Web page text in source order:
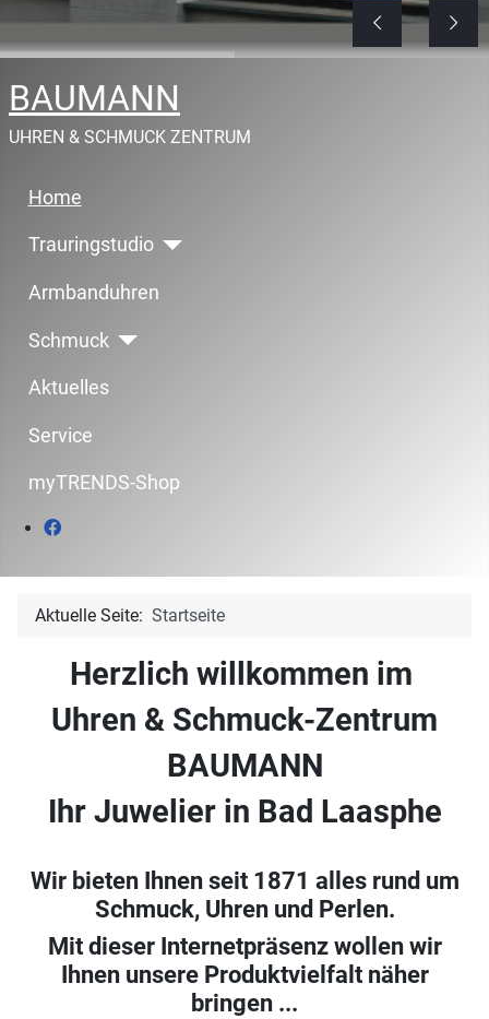
BAUMANN
UHREN & SCHMUCK ZENTRUM
Home
Trauringstudio
Armbanduhren
Schmuck
Aktuelles
Service
myTRENDS-Shop
Aktuelle Seite: Startseite
Herzlich willkommen im
Uhren & Schmuck-Zentrum
BAUMANN
Ihr Juwelier in Bad Laasphe
Wir bieten Ihnen seit 1871 alles rund um
Schmuck, Uhren und Perlen.
Mit dieser Internetpräsenz wollen wir
Ihnen unsere Produktvielfalt näher
bringen ...